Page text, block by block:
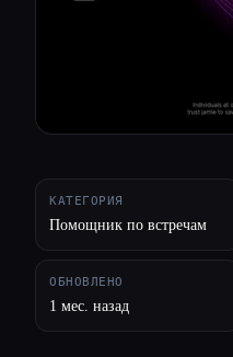
КАТЕГОРИЯ
Помощник по встречам
ОБНОВЛЕНО
1 мес. назад